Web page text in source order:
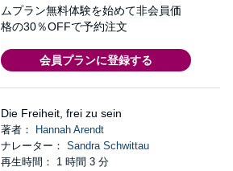
ムプラン無料体験を始めて非会員価
格の30％OFFで予約注文
会員プランに登録する
Die Freiheit, frei zu sein
著者：
Hannah Arendt
ナレーター： Sandra Schwittau
再生時間： 1 時間 3 分